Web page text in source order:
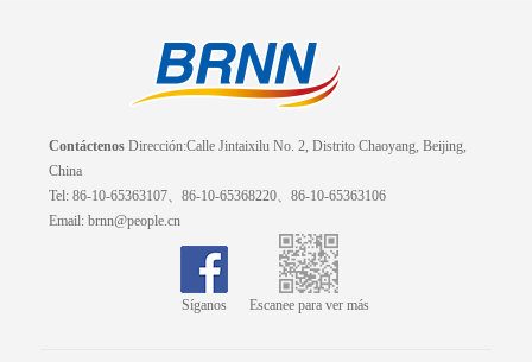
Contáctenos Dirección:Calle Jintaixilu No. 2, Distrito Chaoyang, Beijing,
China
Tel: 86-10-65363107、86-10-65368220、86-10-65363106
Email: brnn@people.cn
Síganos Escanee para ver más